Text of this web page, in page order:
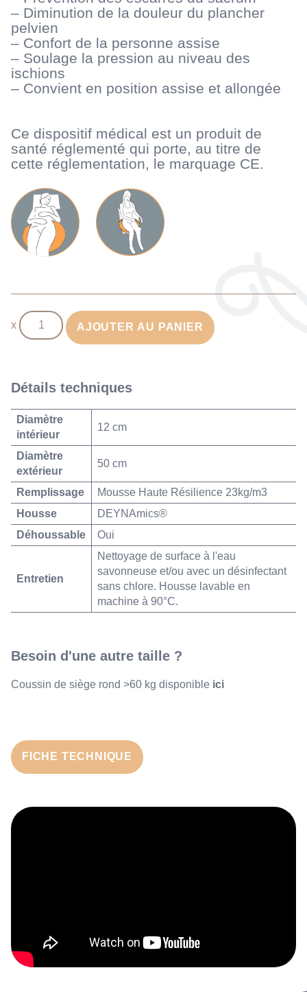
– Diminution de la douleur du plancher
pelvien
– Confort de la personne assise
– Soulage la pression au niveau des
ischions
– Convient en position assise et allongée
Ce dispositif médical est un produit de
santé réglementé qui porte, au titre de
cette réglementation, le marquage CE.
quantité
de
rond
<
60
kg
AJOUTER AU PANIER
Détails techniques
Diamètre
intérieur
12 cm
Diamètre
extérieur
50 cm
Remplissage
Mousse Haute Résilience 23kg/m3
Housse
DEYNAmics®
Déhoussable
Oui
Entretien
Nettoyage de surface à l'eau
savonneuse et/ou avec un désinfectant
sans chlore. Housse lavable en
machine à 90°C.
Besoin d'une autre taille ?
Coussin de siège rond >60 kg disponible ici
FICHE TECHNIQUE